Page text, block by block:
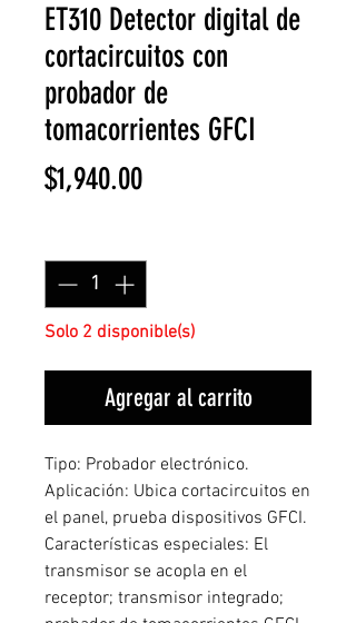
ET310 Detector digital de
cortacircuitos con
probador de
tomacorrientes GFCI
$1,940.00Precio
Solo 2 disponible(s)
Agregar al carrito
Tipo: Probador electrónico.
Aplicación: Ubica cortacircuitos en
el panel, prueba dispositivos GFCI.
Características especiales: El
transmisor se acopla en el
receptor; transmisor integrado;